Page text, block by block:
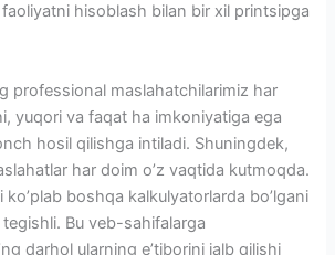
hisoblash bilan bir xil printsipga
professional maslahatchilarimiz har
yuqori va faqat ha imkoniyatiga ega
hosil qilishga intiladi. Shuningdek,
har doim o’z vaqtida kutmoqda.
boshqa kalkulyatorlarda bo’lgani
Bu veb-sahifalarga
darhol ularning e’tiborini jalb qilishi